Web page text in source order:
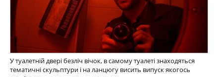
У туалетній двері безліч вічок, в самому туалеті знаходяться
тематичні скульптури і на ланцюгу висить випуск якогось